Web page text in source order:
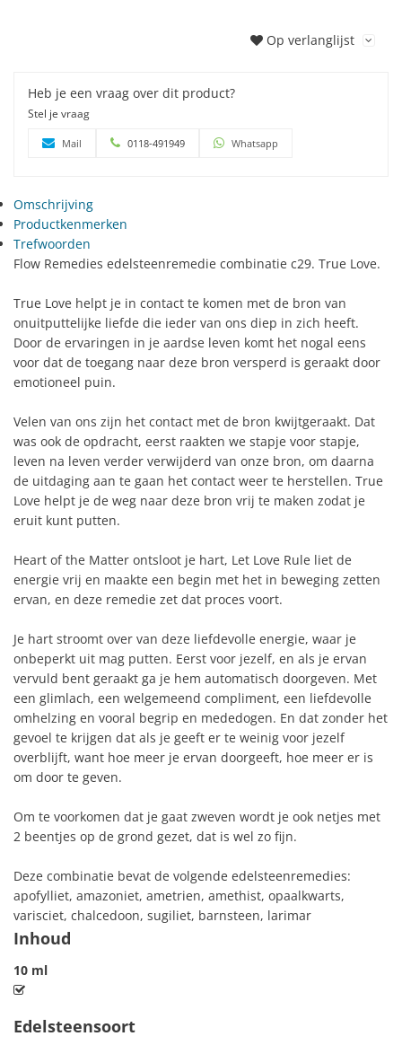
Op verlanglijst
Heb je een vraag over dit product?
Stel je vraag
Mail 0118-491949 Whatsapp
Omschrijving
Productkenmerken
Trefwoorden
Flow Remedies edelsteenremedie combinatie c29. True Love.
True Love helpt je in contact te komen met de bron van
onuitputtelijke liefde die ieder van ons diep in zich heeft.
Door de ervaringen in je aardse leven komt het nogal eens
voor dat de toegang naar deze bron versperd is geraakt door
emotioneel puin.
Velen van ons zijn het contact met de bron kwijtgeraakt. Dat
was ook de opdracht, eerst raakten we stapje voor stapje,
leven na leven verder verwijderd van onze bron, om daarna
de uitdaging aan te gaan het contact weer te herstellen. True
Love helpt je de weg naar deze bron vrij te maken zodat je
eruit kunt putten.
Heart of the Matter ontsloot je hart, Let Love Rule liet de
energie vrij en maakte een begin met het in beweging zetten
ervan, en deze remedie zet dat proces voort.
Je hart stroomt over van deze liefdevolle energie, waar je
onbeperkt uit mag putten. Eerst voor jezelf, en als je ervan
vervuld bent geraakt ga je hem automatisch doorgeven. Met
een glimlach, een welgemeend compliment, een liefdevolle
omhelzing en vooral begrip en mededogen. En dat zonder het
gevoel te krijgen dat als je geeft er te weinig voor jezelf
overblijft, want hoe meer je ervan doorgeeft, hoe meer er is
om door te geven.
Om te voorkomen dat je gaat zweven wordt je ook netjes met
2 beentjes op de grond gezet, dat is wel zo fijn.
Deze combinatie bevat de volgende edelsteenremedies:
apofylliet, amazoniet, ametrien, amethist, opaalkwarts,
varisciet, chalcedoon, sugiliet, barnsteen, larimar
Inhoud
10 ml
Edelsteensoort